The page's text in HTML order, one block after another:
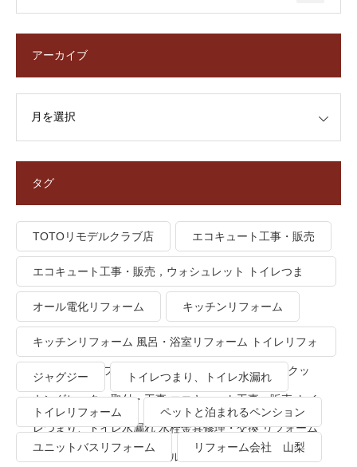
アーカイブ
タグ
TOTOリモデルクラブ店 エコキュート工事・販売
エコキュート工事・販売，ウォシュレット トイレつま
り、トイレ水漏れ
オール電化リフォーム キッチンリフォーム
キッチンリフォーム 風呂・浴室リフォーム トイレリフォ
ーム 洗面所リフォーム オール電化リフォーム ＩＨクッ
キングヒーター取付・工事 エコキュート工事・販売 トイ
レつまり、トイレ水漏れ 水栓金具修理・交換 リフォーム
業者・会社 ＴＯＴＯリモデルクラブ
ジャグジー トイレつまり、トイレ水漏れ
トイレリフォーム ペットと泊まれるペンション
ユニットバスリフォーム リフォーム会社 山梨